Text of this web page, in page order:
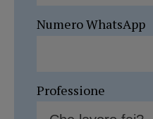
Numero WhatsApp
Professione